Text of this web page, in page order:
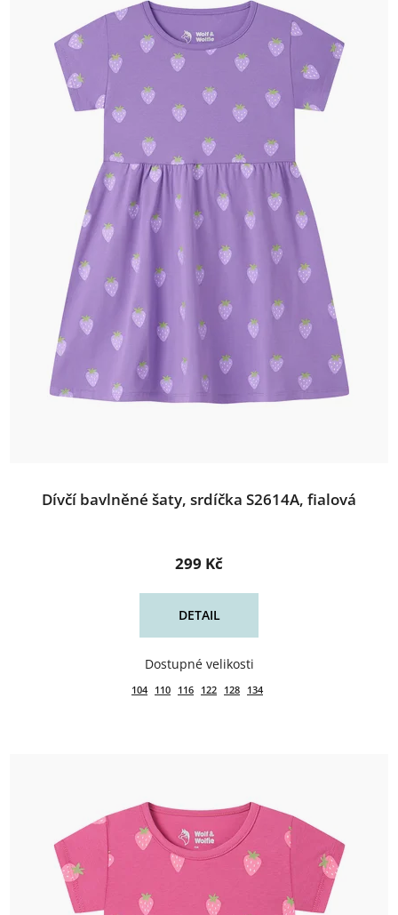
Dívčí bavlněné šaty, srdíčka S2614A, fialová
299 Kč
DETAIL
104 110 116 122 128 134